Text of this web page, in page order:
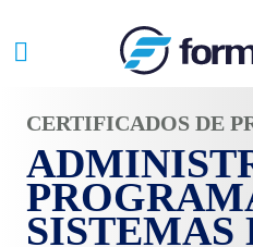
CERTIFICADOS DE
SISTEMAS